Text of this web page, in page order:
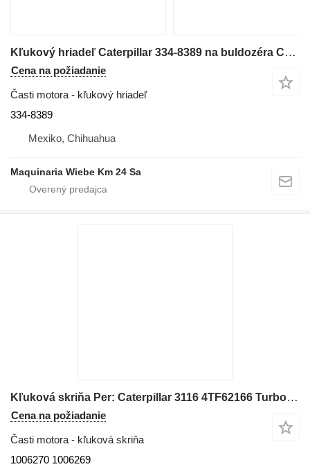
Kľukový hriadeľ Caterpillar 334-8389 na buldozéra Caterpillar D8T
Cena na požiadanie
Časti motora - kľukový hriadeľ
334-8389
Mexiko, Chihuahua
Maquinaria Wiebe Km 24 Sa
Kľuková skriňa Per: Caterpillar 3116 4TF62166 Turbo 1006270 1006269 na kolesového nakladača Caterpillar 928G IT28G
Cena na požiadanie
Časti motora - kľuková skriňa
1006270 1006269